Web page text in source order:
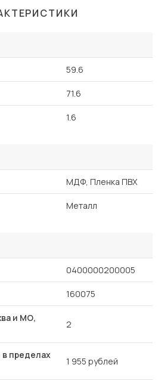
59.6
71.6
1.6
МДФ, Пленка ПВХ
Металл
0400000200005
160075
и МО,
2
пределах
1 955 рублей